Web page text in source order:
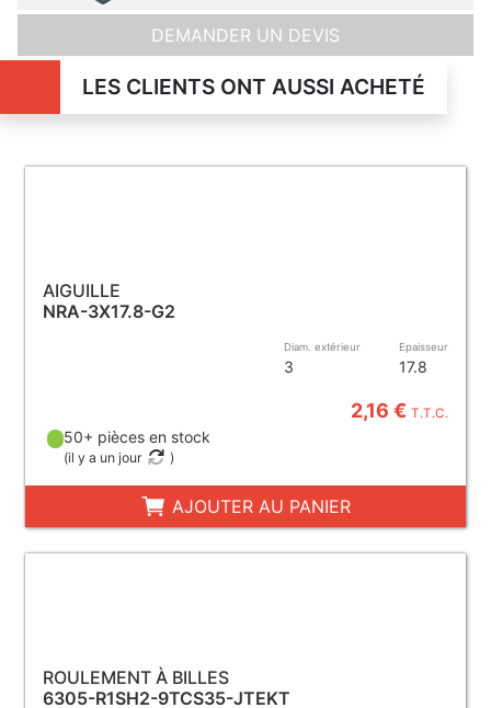
DEMANDER UN DEVIS
LES CLIENTS ONT AUSSI ACHETÉ
AIGUILLE
NRA-3X17.8-G2
Diam. extérieur
3
Epaisseur
17.8
2,16 €T.T.C.
50+ pièces en stock
(il y a un jour )
AJOUTER AU PANIER
ROULEMENT À BILLES
6305-R1SH2-9TCS35-JTEKT